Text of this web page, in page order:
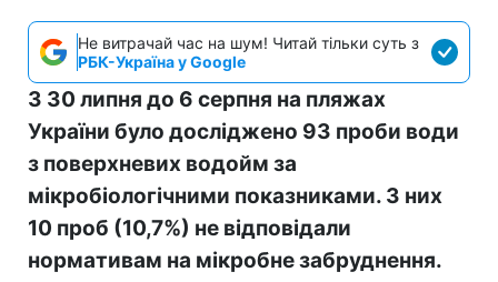
Не витрачай час на шум! Читай тільки суть з
РБК-Україна у Google
З 30 липня до 6 серпня на пляжах
України було досліджено 93 проби води
з поверхневих водойм за
мікробіологічними показниками. З них
10 проб (10,7%) не відповідали
нормативам на мікробне забруднення.